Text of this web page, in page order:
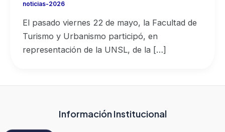
noticias-2026
El pasado viernes 22 de mayo, la Facultad de
Turismo y Urbanismo participó, en
representación de la UNSL, de la […]
Información Institucional